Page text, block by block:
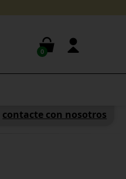
0
contacte con nosotros